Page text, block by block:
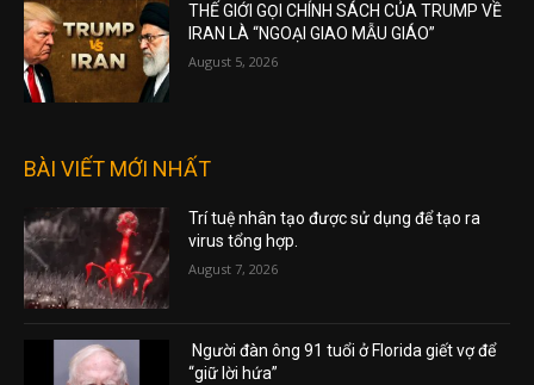
THẾ GIỚI GỌI CHÍNH SÁCH CỦA TRUMP VỀ
IRAN LÀ “NGOẠI GIAO MẪU GIÁO”
August 5, 2026
BÀI VIẾT MỚI NHẤT
Trí tuệ nhân tạo được sử dụng để tạo ra
virus tổng hợp.
August 7, 2026
Người đàn ông 91 tuổi ở Florida giết vợ để
“giữ lời hứa”